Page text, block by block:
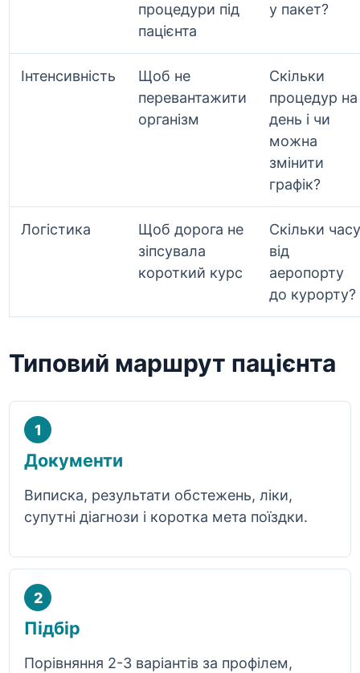
процедури під
пацієнта
у пакет?
Інтенсивність
Щоб не
перевантажити
організм
Скільки
процедур на
день і чи
можна
змінити
графік?
Логістика
Щоб дорога не
зіпсувала
короткий курс
Скільки часу
від
аеропорту
до курорту?
Типовий маршрут пацієнта
1
Документи
Виписка, результати обстежень, ліки,
супутні діагнози і коротка мета поїздки.
2
Підбір
Порівняння 2-3 варіантів за профілем,